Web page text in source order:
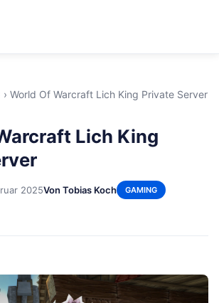
› World Of Warcraft Lich King Private Server
Lich King
2025Von Tobias Koch GAMING